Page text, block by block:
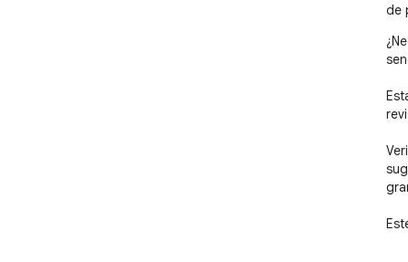
de